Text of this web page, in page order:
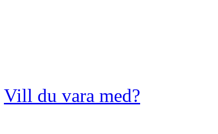
Vill du vara med?